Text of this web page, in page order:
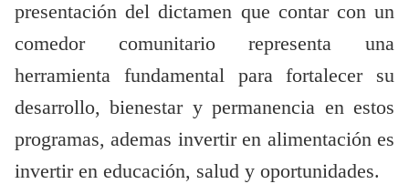
presentación del dictamen que contar con un
comedor comunitario representa una
herramienta fundamental para fortalecer su
desarrollo, bienestar y permanencia en estos
programas, ademas invertir en alimentación es
invertir en educación, salud y oportunidades.